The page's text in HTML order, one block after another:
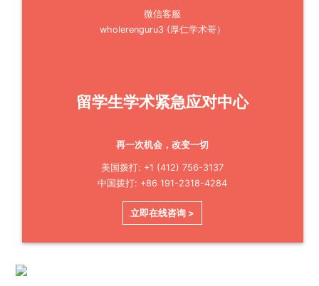
微信客服
wholerenguru3 (厚仁学术哥）
留学生学术紧急应对中心
再一次机会，改变一切
美国拨打: +1 (412) 756-3137
中国拨打: +86 191-2318-4284
立即在线咨询 >